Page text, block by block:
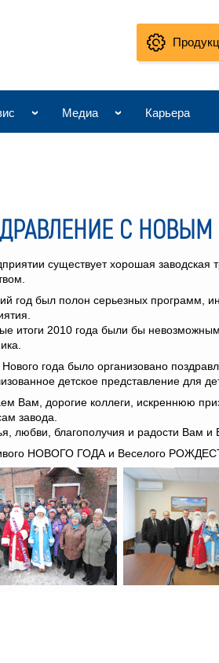
Медиа Карьера
С НОВЫМ
существует хорошая
год был полон серьезных программ,
итоги 2010 года были бы
Нового года было организовано
детское представление для
Вам, дорогие коллеги, искреннюю
завода.
любви, благополучия и радости Вам и
НОВОГО ГОДА и Веселого